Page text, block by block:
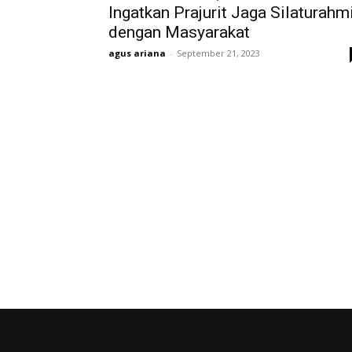
Ingatkan Prajurit Jaga
dengan Masyarakat
agus ariana - September 21, 2023